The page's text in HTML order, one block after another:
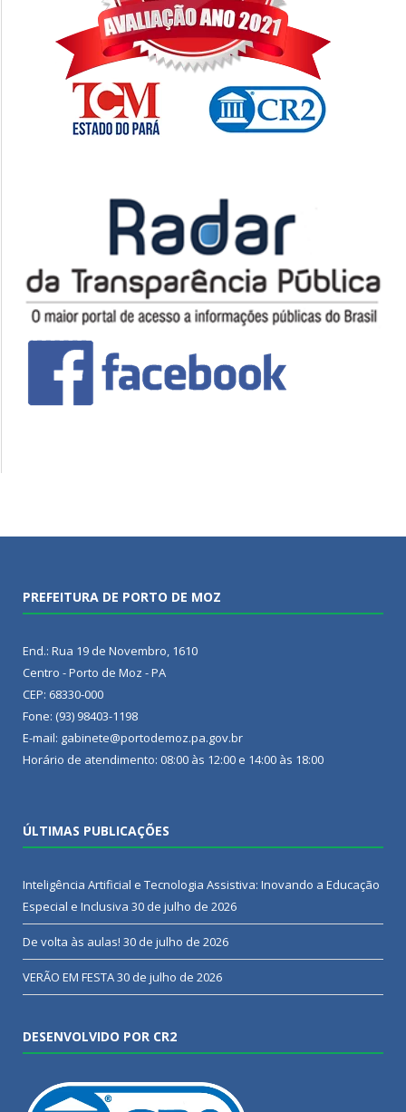
PREFEITURA DE PORTO DE MOZ
End.: Rua 19 de Novembro, 1610
Centro - Porto de Moz - PA
CEP: 68330-000
Fone: (93) 98403-1198
E-mail: gabinete@portodemoz.pa.gov.br
Horário de atendimento: 08:00 às 12:00 e 14:00 às 18:00
ÚLTIMAS PUBLICAÇÕES
Inteligência Artificial e Tecnologia Assistiva: Inovando a Educação
Especial e Inclusiva 30 de julho de 2026
De volta às aulas! 30 de julho de 2026
VERÃO EM FESTA30 de julho de 2026
DESENVOLVIDO POR CR2